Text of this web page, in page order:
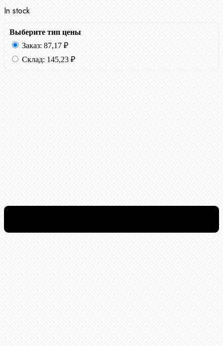
In stock
Выберите тип цены
Заказ: 87,17 ₽
Склад: 145,23 ₽